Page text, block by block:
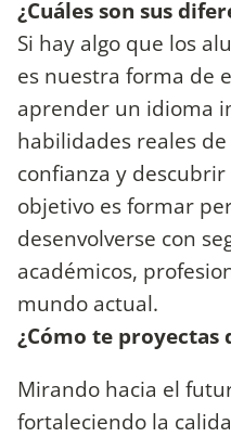
¿Cuáles son sus
Si hay algo que los
es nuestra forma de
aprender un idioma
habilidades reales
confianza y
objetivo es formar
desenvolverse con
académicos,
mundo actual.
¿Cómo te proyectas
Mirando hacia el
fortaleciendo la